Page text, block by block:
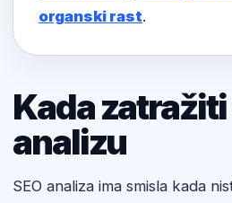
organski rast.
Kada zatražiti
analizu
SEO analiza ima smisla kada